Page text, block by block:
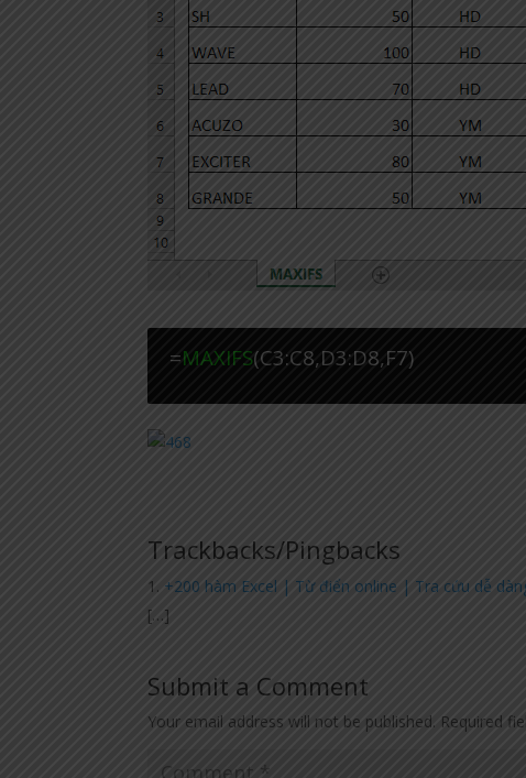
=MAXIFS(C3:C8,D3:D8,F7)
Trackbacks/Pingbacks
+200 hàm Excel | Từ điển online | Tra cứu dễ
[…]
Submit a Comment
Your email address will not be published. Required